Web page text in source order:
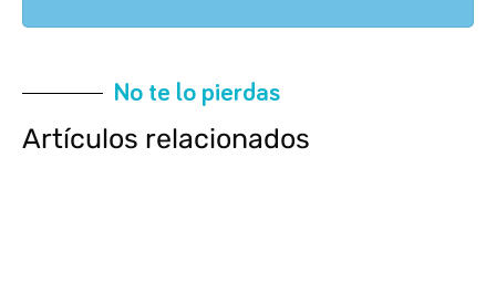
No te lo pierdas
Artículos relacionados